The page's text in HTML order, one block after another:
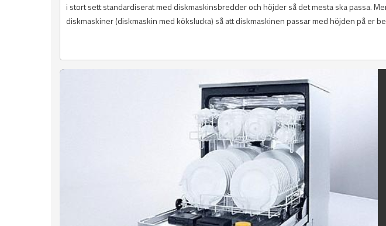
i stort sett standardiserat med diskmaskinsbredder och höjder så det mesta ska passa.
diskmaskiner (diskmaskin med kökslucka) så att diskmaskinen passar med höjden på er